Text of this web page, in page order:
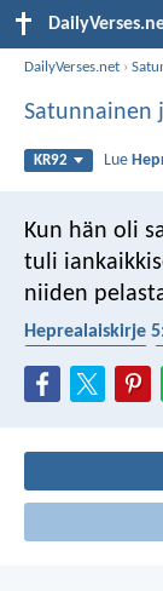
DailyVerses.net ›
Satunnainen
KR92 Lue
Kun hän oli
tuli
niiden
Heprealaiskirje